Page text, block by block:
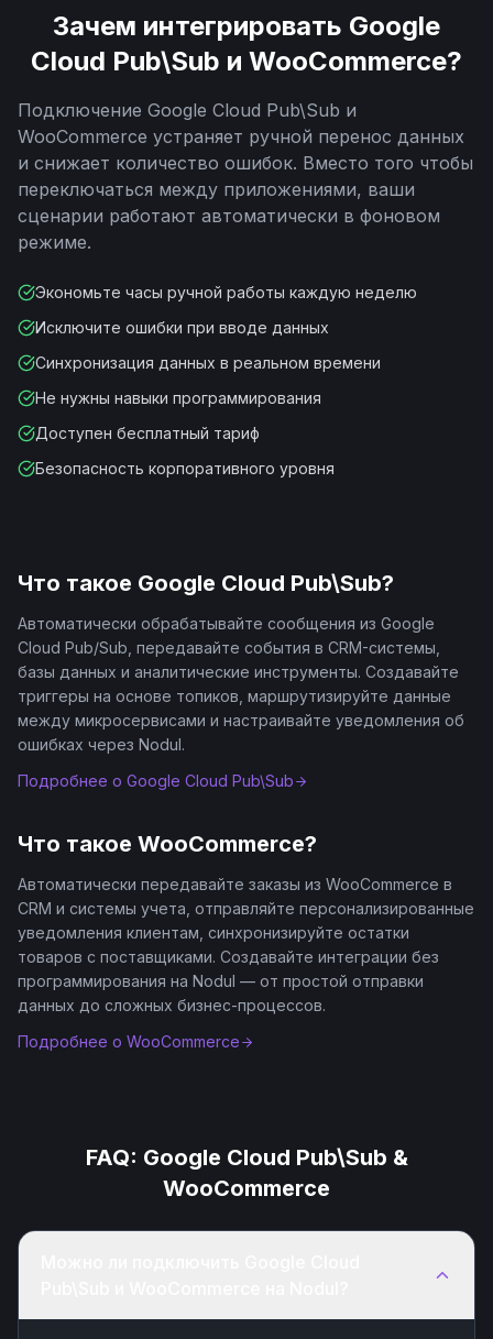
Зачем интегрировать Google
Cloud Pub\Sub и WooCommerce?
Подключение Google Cloud Pub\Sub и
WooCommerce устраняет ручной перенос данных
и снижает количество ошибок. Вместо того чтобы
переключаться между приложениями, ваши
сценарии работают автоматически в фоновом
режиме.
Экономьте часы ручной работы каждую неделю
Исключите ошибки при вводе данных
Синхронизация данных в реальном времени
Не нужны навыки программирования
Доступен бесплатный тариф
Безопасность корпоративного уровня
Что такое Google Cloud Pub\Sub?
Автоматически обрабатывайте сообщения из Google
Cloud Pub/Sub, передавайте события в CRM-системы,
базы данных и аналитические инструменты. Создавайте
триггеры на основе топиков, маршрутизируйте данные
между микросервисами и настраивайте уведомления об
ошибках через Nodul.
Подробнее о Google Cloud Pub\Sub
Что такое WooCommerce?
Автоматически передавайте заказы из WooCommerce в
CRM и системы учета, отправляйте персонализированные
уведомления клиентам, синхронизируйте остатки
товаров с поставщиками. Создавайте интеграции без
программирования на Nodul — от простой отправки
данных до сложных бизнес-процессов.
Подробнее о WooCommerce
FAQ: Google Cloud Pub\Sub &
WooCommerce